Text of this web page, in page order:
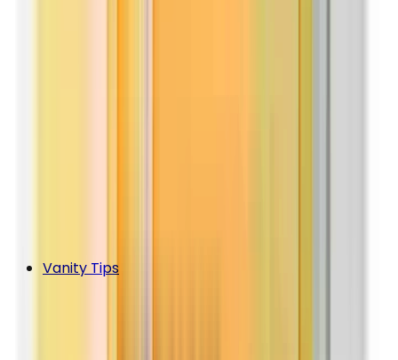
Vanity Tips